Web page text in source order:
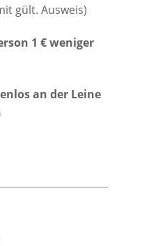
gült. Ausweis)
1 € weniger
an der Leine